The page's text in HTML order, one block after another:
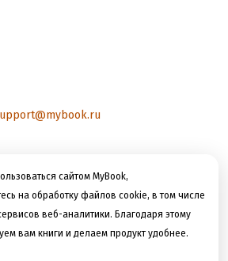
сайтом MyBook,
на обработку файлов cookie, в том числе
веб-аналитики. Благодаря этому
вам книги и делаем продукт удобнее.